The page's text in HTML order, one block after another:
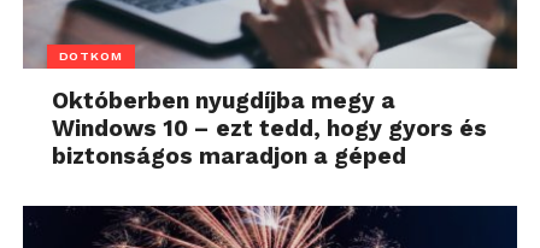
DOTKOM
Októberben nyugdíjba megy a
Windows 10 – ezt tedd, hogy gyors és
biztonságos maradjon a géped